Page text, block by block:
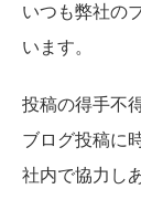
いつも弊社の
います。
投稿の得手不
ブログ投稿に
社内で協力し